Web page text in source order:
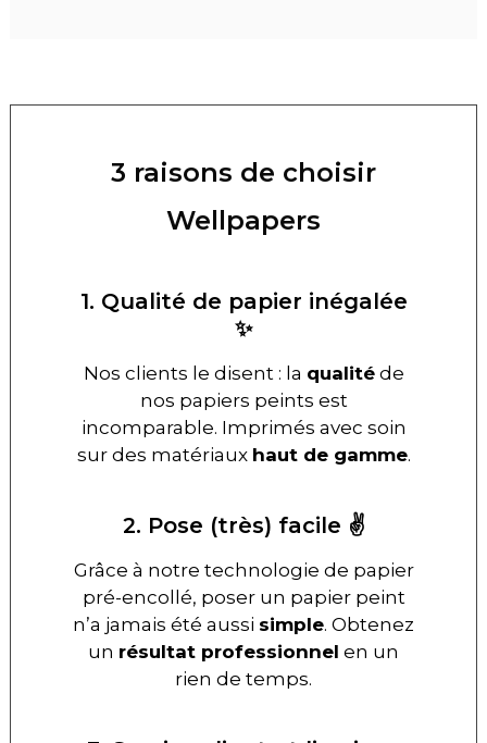
3 raisons de choisir
Wellpapers
1. Qualité de papier inégalée
✨
Nos clients le disent : la qualitéde
nos papiers peints est
incomparable. Imprimés avec soin
sur des matériaux haut de gamme.
2. Pose (très) facile ✌️
Grâce à notre technologie de papier
pré-encollé, poser un papier peint
n’a jamais été aussi simple. Obtenez
un résultat professionnel en un
rien de temps.